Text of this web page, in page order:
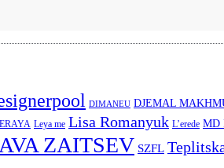
DIMANEU DJEMAL
Leya me Lisa Romanyuk L’erede MD
ZAITSEV SZFL